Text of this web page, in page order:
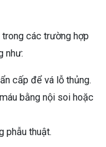
các trường hợp
như:
cấp để vá lỗ thủng.
bằng nội soi hoặc
phẫu thuật.